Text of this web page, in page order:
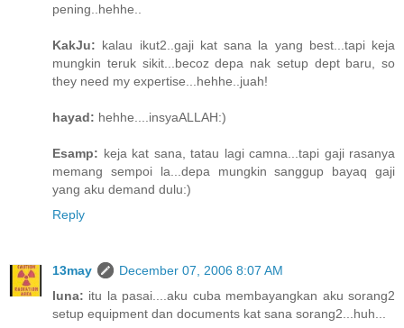
pening..hehhe..
KakJu: kalau ikut2..gaji kat sana la yang best...tapi keja
mungkin teruk sikit...becoz depa nak setup dept baru, so
they need my expertise...hehhe..juah!
hayad: hehhe....insyaALLAH:)
Esamp: keja kat sana, tatau lagi camna...tapi gaji rasanya
memang sempoi la...depa mungkin sanggup bayaq gaji
yang aku demand dulu:)
Reply
13may
December 07, 2006 8:07 AM
luna: itu la pasai....aku cuba membayangkan aku sorang2
setup equipment dan documents kat sana sorang2...huh...